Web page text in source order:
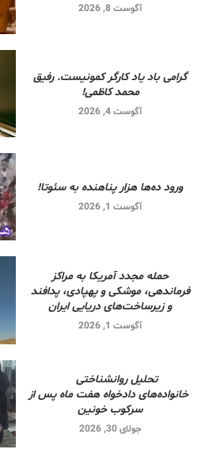
آگوست 8, 2026
گرامی باد یاد کارگر کمونیست. رفیق
محمد کاظمی!
آگوست 4, 2026
ورود ده‌ها هزار پناهنده به سئوتا!
آگوست 1, 2026
حمله مجدد آمریکا به مراکز
فرماندهی، موشکی و پهپادی، پدافند
و زیرساخت‌های دریایی ایران
آگوست 1, 2026
تحلیل روانشناختی
خانواده‌های دادخواه هفت ماه پس از
سرکوب خونین
جولای 30, 2026